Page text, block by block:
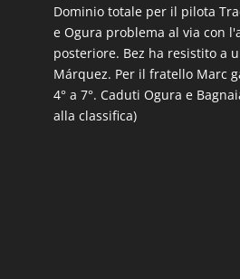
Dominio totale per il pilota
e Ogura problema al via con
posteriore. Bez ha resistito a
Márquez. Per il fratello Marc
4° a 7°. Caduti Ogura e
alla classifica)